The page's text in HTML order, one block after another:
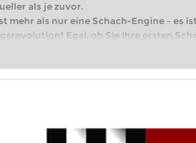
als je zuvor.
mehr als nur eine Schach-Engine – es
Egal, ob Sie Ihre ersten
machen oder bereits auf